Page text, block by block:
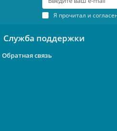
Я прочитал и
Служба поддержки
Обратная связь